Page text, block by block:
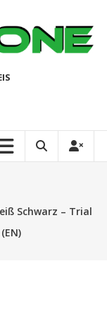
Schwarz – Trial